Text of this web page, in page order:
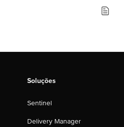
Soluções
Sentinel
Delivery Manager